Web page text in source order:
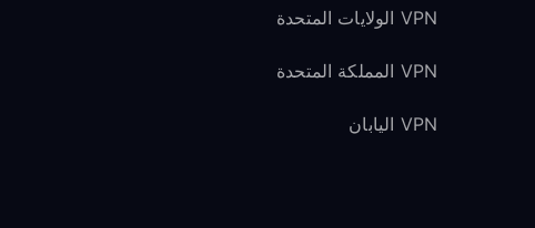
VPN الولايات المتحدة
VPN المملكة المتحدة
VPN اليابان